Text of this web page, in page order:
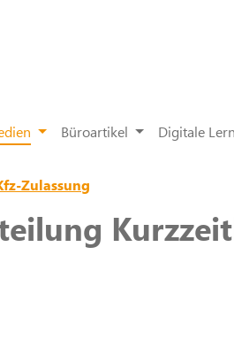
Büroartikel Digitale
Zulassung